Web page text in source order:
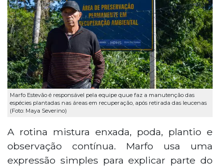
Marfo Estevão é responsável pela equipe quue faz a manutenção das
espécies plantadas nas áreas em recuperação, após retirada das leucenas
(Foto: Maya Severino)
A rotina mistura enxada, poda, plantio e
observação contínua. Marfo usa uma
expressão simples para explicar parte do